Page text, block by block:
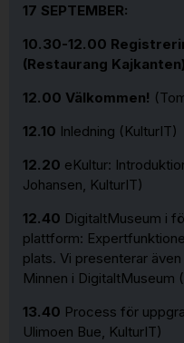
17 SEPTEMBER:
10.30-12.00
(Restaurang Kajkanten)
12.00 Välkommen!
12.10 Inledning (KulturIT)
12.20 eKultur:
Johansen, KulturIT)
12.40 DigitaltMuseum i
plattform:
plats. Vi presenterar
Minnen i DigitaltMuseum
13.40 Process för
Ulimoen Bue, KulturIT)